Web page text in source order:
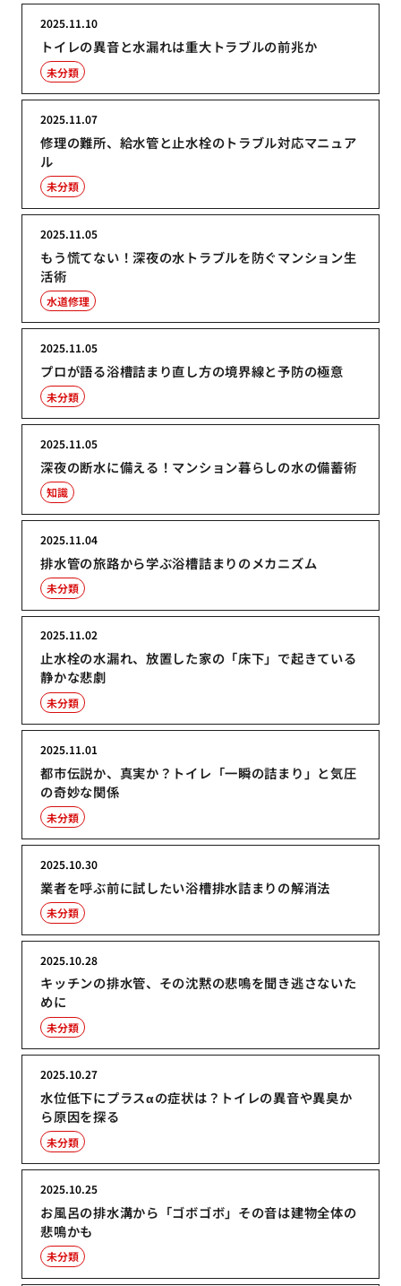
トイレの異音と水漏れは重大トラブルの前兆か
2025.11.10
未分類
修理の難所、給水管と止水栓のトラブル対応マニュア
ル
2025.11.07
未分類
もう慌てない！深夜の水トラブルを防ぐマンション生
活術
2025.11.05
水道修理
プロが語る浴槽詰まり直し方の境界線と予防の極意
2025.11.05
未分類
深夜の断水に備える！マンション暮らしの水の備蓄術
2025.11.05
知識
排水管の旅路から学ぶ浴槽詰まりのメカニズム
2025.11.04
未分類
止水栓の水漏れ、放置した家の「床下」で起きている
静かな悲劇
2025.11.02
未分類
都市伝説か、真実か？トイレ「一瞬の詰まり」と気圧
の奇妙な関係
2025.11.01
未分類
業者を呼ぶ前に試したい浴槽排水詰まりの解消法
2025.10.30
未分類
キッチンの排水管、その沈黙の悲鳴を聞き逃さないた
めに
2025.10.28
未分類
水位低下にプラスαの症状は？トイレの異音や異臭か
ら原因を探る
2025.10.27
未分類
お風呂の排水溝から「ゴボゴボ」その音は建物全体の
悲鳴かも
2025.10.25
未分類